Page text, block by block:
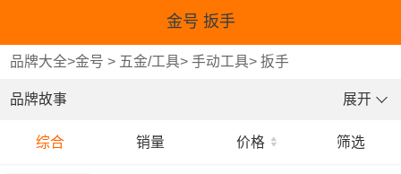
金号 扳手
品牌大全>金号 > 五金/工具>手动工具>扳手
品牌故事 展开
综合 销量 价格 筛选